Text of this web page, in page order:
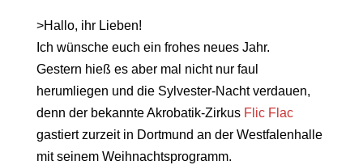
>Hallo, ihr Lieben!
Ich wünsche euch ein frohes neues Jahr.
Gestern hieß es aber mal nicht nur faul
herumliegen und die Sylvester-Nacht verdauen,
denn der bekannte Akrobatik-Zirkus Flic Flac
gastiert zurzeit in Dortmund an der Westfalenhalle
mit seinem Weihnachtsprogramm.